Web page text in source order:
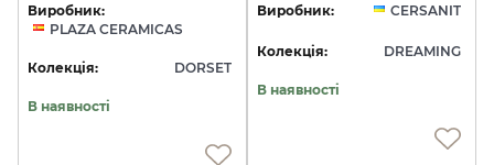
Виробник:
PLAZA CERAMICAS
Колекція: DORSET
В наявності
Виробник: CERSANIT
Колекція: DREAMING
В наявності